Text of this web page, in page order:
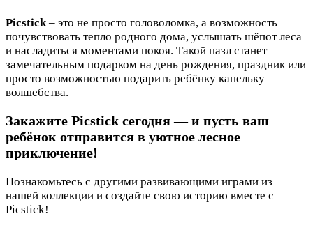
Picstick – это не просто головоломка, а возможность
почувствовать тепло родного дома, услышать шёпот леса
и насладиться моментами покоя. Такой пазл станет
замечательным подарком на день рождения, праздник или
просто возможностью подарить ребёнку капельку
волшебства.
Закажите Picstick сегодня — и пусть ваш
ребёнок отправится в уютное лесное
приключение!
Познакомьтесь с другими развивающими играми из
нашей коллекции и создайте свою историю вместе с
Picstick!